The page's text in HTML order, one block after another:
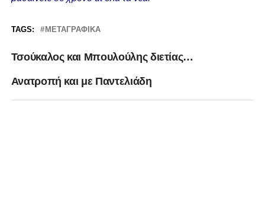
TAGS: ΜΕΤΑΓΡΑΦΙΚΆ
Τσούκαλος και Μπουλούλης διετίας…
Ανατροπή και με Παντελιάδη